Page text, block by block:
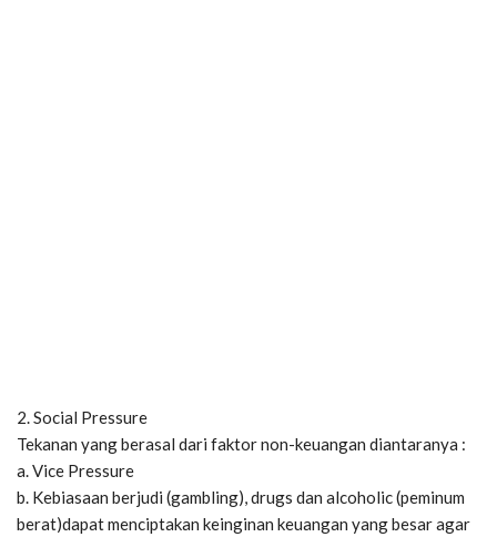
2. Social Pressure
Tekanan yang berasal dari faktor non-keuangan diantaranya :
a. Vice Pressure
b. Kebiasaan berjudi (gambling), drugs dan alcoholic (peminum
berat)dapat menciptakan keinginan keuangan yang besar agar